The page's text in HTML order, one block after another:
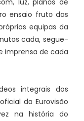
luz, planos de
ensaio fruto das
equipas da
cada, segue-
imprensa de cada
integrais dos
da Eurovisão
na história do